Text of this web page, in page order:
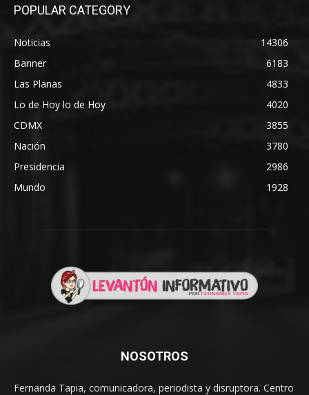
POPULAR CATEGORY
Noticias
14306
Banner
6183
Las Planas
4833
Lo de Hoy lo de Hoy
4020
CDMX
3855
Nación
3780
Presidencia
2986
Mundo
1928
NOSOTROS
Fernanda Tapia, comunicadora, periodista y disruptora. Centro